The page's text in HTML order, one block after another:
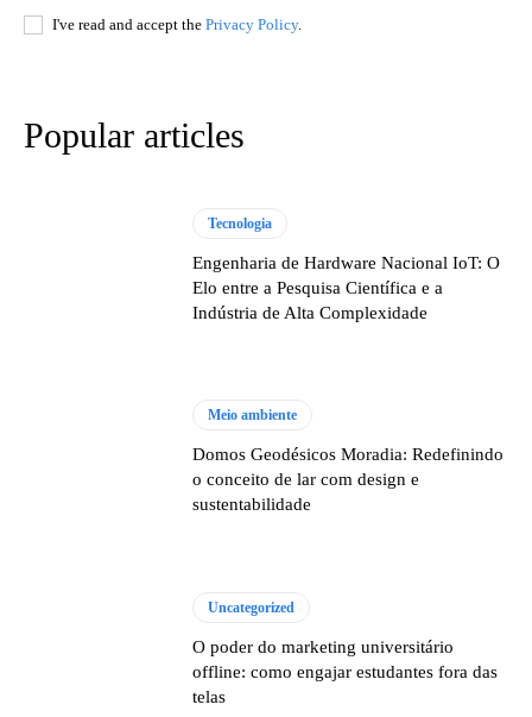
I've read and accept the Privacy Policy.
Popular articles
Tecnologia
Engenharia de Hardware Nacional IoT: O
Elo entre a Pesquisa Científica e a
Indústria de Alta Complexidade
Meio ambiente
Domos Geodésicos Moradia: Redefinindo
o conceito de lar com design e
sustentabilidade
Uncategorized
O poder do marketing universitário
offline: como engajar estudantes fora das
telas